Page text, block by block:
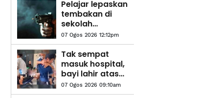
pakatan
pertahanan
bersama
Pelajar lepaskan
tembakan di
sekolah
Thailand,
beberapa
individu maut
07 Ogos 2026 12:12pm
Tak sempat
masuk hospital,
bayi lahir atas
motosikal
07 Ogos 2026 09:10am